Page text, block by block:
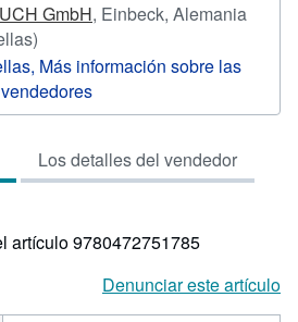
GmbH, Einbeck, Alemania
del
vendedor:
5
5
estrellas
Los detalles del vendedor
artículo 9780472751785
Denunciar este artículo